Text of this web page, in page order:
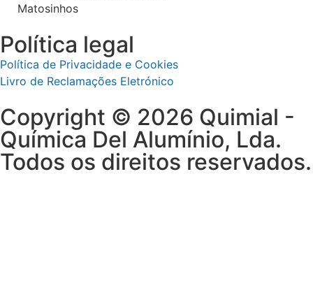
Matosinhos
Política legal
Política de Privacidade e Cookies
Livro de Reclamações Eletrónico
Copyright © 2026 Quimial -
Química Del Alumínio, Lda.
Todos os direitos reservados.